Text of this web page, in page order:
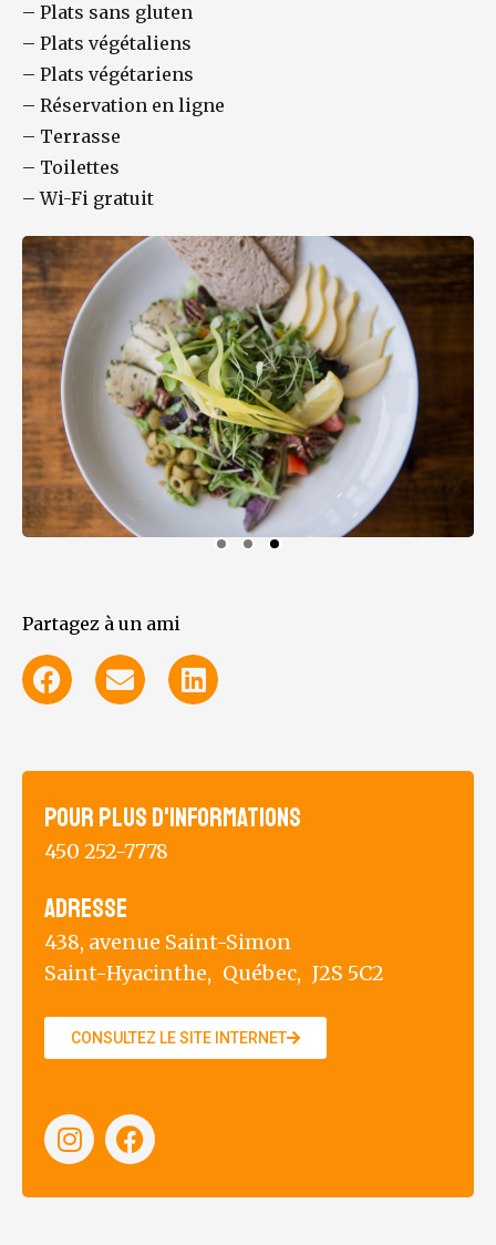
– Plats sans gluten
– Plats végétaliens
– Plats végétariens
– Réservation en ligne
– Terrasse
– Toilettes
–Wi-Fi gratuit
Partagez à un ami
Pour plus d'informations
450 252-7778
Adresse
438, avenue Saint-Simon
Saint-Hyacinthe, Québec, J2S 5C2
CONSULTEZ LE SITE INTERNET